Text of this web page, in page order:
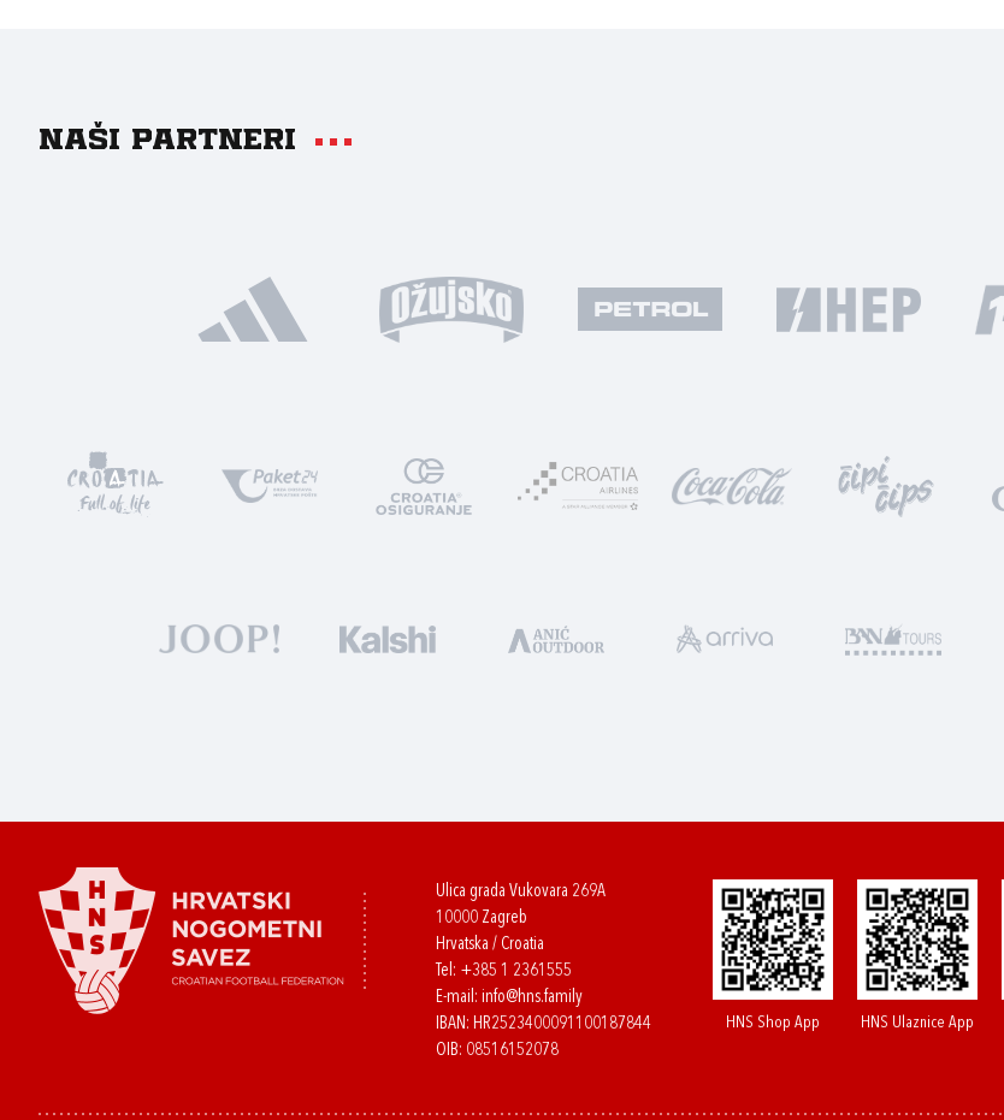
Naši partneri
Ulica grada Vukovara 269A
10000 Zagreb
Hrvatska / Croatia
Tel: +385 1 2361555
E-mail: info@hns.family
IBAN: HR2523400091100187844
OIB: 08516152078
HNS Shop App HNS Ulaznice App